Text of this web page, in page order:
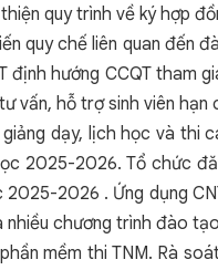
quy trình về ký hợp
quy chế liên quan đến
định hướng CCQT tham
vấn, hỗ trợ sinh viên
dạy, lịch học và
2025-2026. Tổ chức
2025-2026 . Ứng dụng
nhiều chương trình đào tạo
mềm thi TNM. Rà